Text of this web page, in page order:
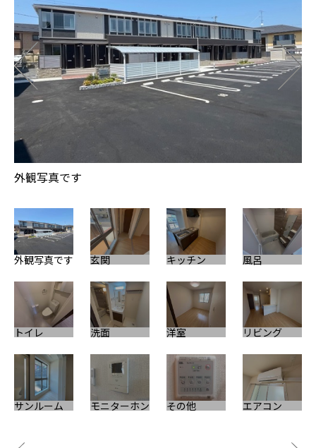
外観写真です
外観写真です 玄関 キッチン 風呂
トイレ 洗面 洋室 リビング
サンルーム モニターホン その他 エアコン